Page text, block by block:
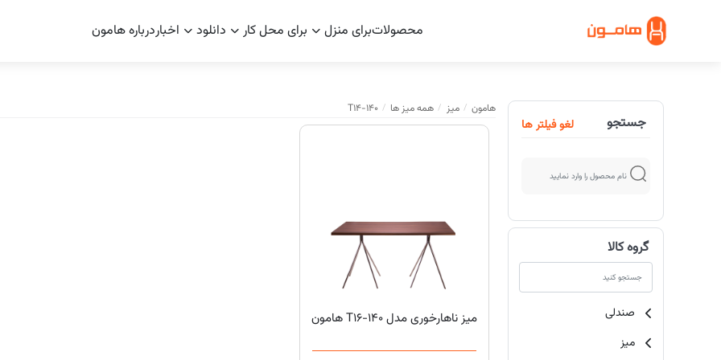
محصولاتبرای منزل برای محل کار دانلود اخباردرباره هامون
جستجو لغو فیلتر ها
گروه کالا
صندلی
میز
هامون میز همه میز ها T14-140
میز ناهارخوری مدل T16-140 هامون